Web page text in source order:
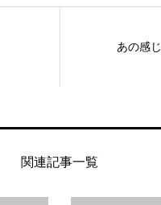
あの感じ
関連記事一覧